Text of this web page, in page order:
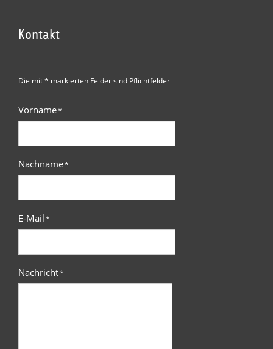
Kontakt
Die mit * markierten Felder sind Pflichtfelder
Vorname*
Nachname*
E-Mail*
Nachricht*